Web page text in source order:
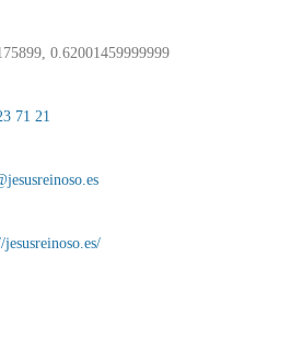
0.62001459999999
71 21